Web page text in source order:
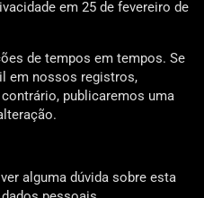
em 25 de fevereiro de
de tempos em tempos. Se
em nossos registros,
publicaremos uma
alguma dúvida sobre esta